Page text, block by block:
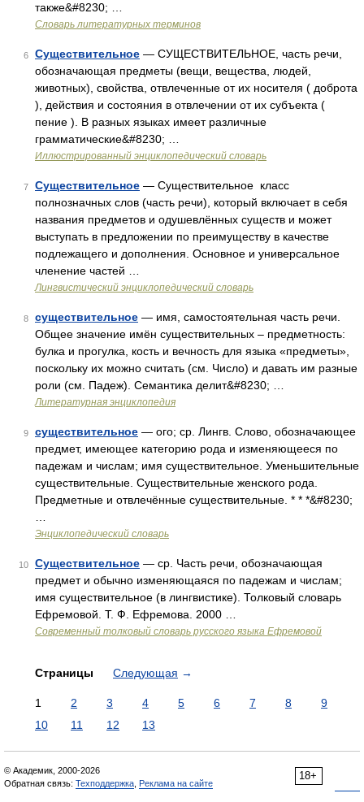
также&#8230; …
Словарь литературных терминов
6 Существительное — СУЩЕСТВИТЕЛЬНОЕ, часть речи,
обозначающая предметы (вещи, вещества, людей,
животных), свойства, отвлеченные от их носителя ( доброта
), действия и состояния в отвлечении от их субъекта (
пение ). В разных языках имеет различные
грамматические&#8230; …
Иллюстрированный энциклопедический словарь
7 Существительное — Существительное класс
полнозначных слов (часть речи), который включает в себя
названия предметов и одушевлённых существ и может
выступать в предложении по преимуществу в качестве
подлежащего и дополнения. Основное и универсальное
членение частей …
Лингвистический энциклопедический словарь
8 существительное — имя, самостоятельная часть речи.
Общее значение имён существительных – предметность:
булка и прогулка, кость и вечность для языка «предметы»,
поскольку их можно считать (см. Число) и давать им разные
роли (см. Падеж). Семантика делит&#8230; …
Литературная энциклопедия
9 существительное — ого; ср. Лингв. Слово, обозначающее
предмет, имеющее категорию рода и изменяющееся по
падежам и числам; имя существительное. Уменьшительные
существительные. Существительные женского рода.
Предметные и отвлечённые существительные. * * *&#8230;
Энциклопедический словарь
10 Существительное — ср. Часть речи, обозначающая
предмет и обычно изменяющаяся по падежам и числам;
имя существительное (в лингвистике). Толковый словарь
Ефремовой. Т. Ф. Ефремова. 2000 …
Современный толковый словарь русского языка Ефремовой
Страницы Следующая →
1 2 3 4 5 6 7 8
9
10
11 12 13
18+
© Академик, 2000-2026
Обратная связь: Техподдержка Реклама на сайте